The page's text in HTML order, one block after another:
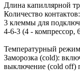
Длина капиллярной
Количество контактов:
3 клеммы для
4-6-3 (4 - компрессор,
Температурный
Заморозка (cold):
выключение (cold off)